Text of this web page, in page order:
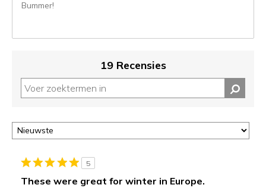
page_id.
migratie
op
deze
Bummer!
19 Recensies
5
These were great for winter in Europe.